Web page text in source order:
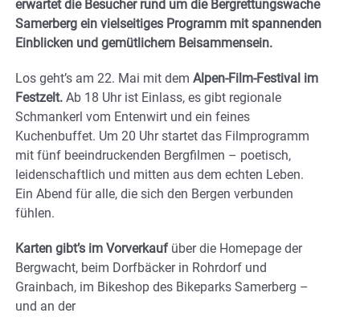
erwartet die Besucher rund um die Bergrettungswache
Samerberg ein vielseitiges Programm mit spannenden
Einblicken und gemütlichem Beisammensein.
Los geht’s am 22. Mai mit dem Alpen-Film-Festival im
Festzelt. Ab 18 Uhr ist Einlass, es gibt regionale
Schmankerl vom Entenwirt und ein feines
Kuchenbuffet. Um 20 Uhr startet das Filmprogramm
mit fünf beeindruckenden Bergfilmen – poetisch,
leidenschaftlich und mitten aus dem echten Leben.
Ein Abend für alle, die sich den Bergen verbunden
fühlen.
Karten gibt’s im Vorverkaufüber die Homepage der
Bergwacht, beim Dorfbäcker in Rohrdorf und
Grainbach, im Bikeshop des Bikeparks Samerberg –
und an der